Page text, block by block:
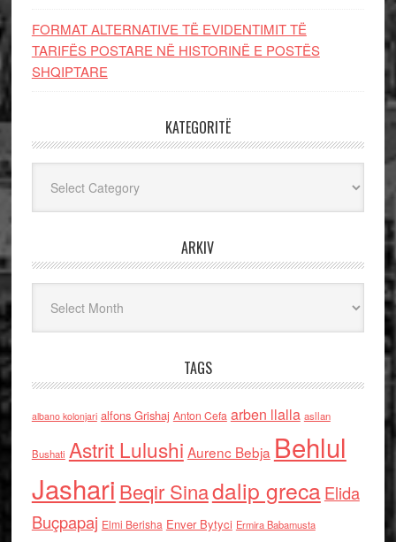
FORMAT ALTERNATIVE TË EVIDENTIMIT TË
TARIFËS POSTARE NË HISTORINË E POSTËS
SHQIPTARE
KATEGORITË
ARKIV
TAGS
albano kolonjari alfons Grishaj Anton Cefa arben llalla asllan
Bushati Astrit Lulushi Aurenc Bebja Behlul
Jashari Beqir Sinadalip grecaElida
Buçpapaj Elmi Berisha Enver Bytyci Ermira Babamusta